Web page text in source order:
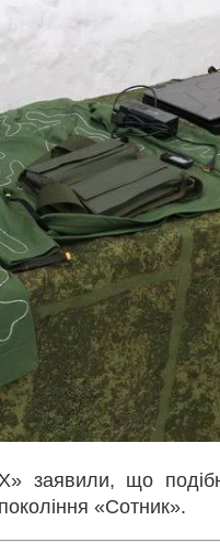
заявили, що
«Сотник».